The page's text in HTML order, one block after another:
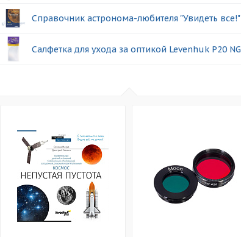
Справочник астронома-любителя "Увидеть все!"
Салфетка для ухода за оптикой Levenhuk P20 NG